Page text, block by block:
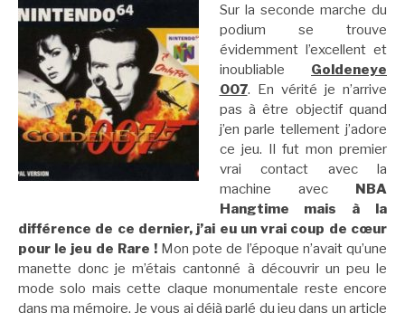
Sur la seconde marche du
podium se trouve
évidemment l’excellent et
inoubliable Goldeneye
007. En vérité je n’arrive
pas à être objectif quand
j’en parle tellement j’adore
ce jeu. Il fut mon premier
vrai contact avec la
machine avec NBA
Hangtime mais à la
différence de ce dernier, j’ai eu un vrai coup de cœur
pour le jeu de Rare ! Mon pote de l’époque n’avait qu’une
manette donc je m’étais cantonné à découvrir un peu le
mode solo mais cette claque monumentale reste encore
dans ma mémoire. Je vous ai déjà parlé du jeu dans un article